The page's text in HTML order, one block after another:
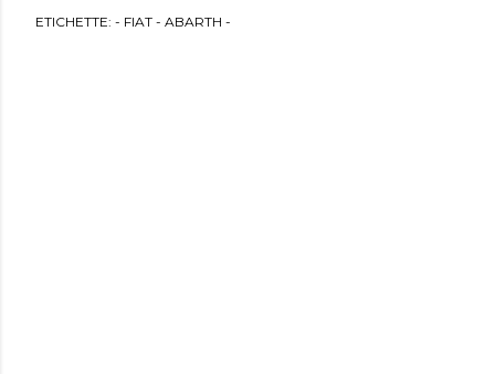
ETICHETTE: - FIAT - ABARTH -